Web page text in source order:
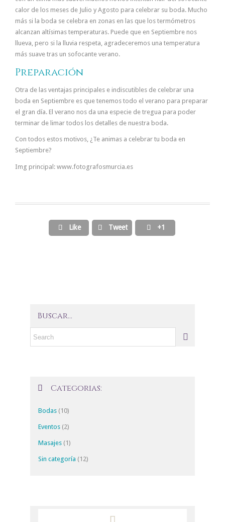
calor de los meses de Julio y Agosto para celebrar su boda. Mucho
más si la boda se celebra en zonas en las que los termómetros
alcanzan altísimas temperaturas. Puede que en Septiembre nos
llueva, pero si la lluvia respeta, agradeceremos una temperatura
más suave tras un sofocante verano.
Preparación
Otra de las ventajas principales e indiscutibles de celebrar una
boda en Septiembre es que tenemos todo el verano para preparar
el gran día. El verano nos da una especie de tregua para poder
terminar de limar todos los detalles de nuestra boda.
Con todos estos motivos, ¿Te animas a celebrar tu boda en
Septiembre?
Img principal: www.fotografosmurcia.es
 Like  Tweet  +1
Buscar…
 Categorias:
Bodas (10)
Eventos (2)
Masajes (1)
Sin categoría (12)